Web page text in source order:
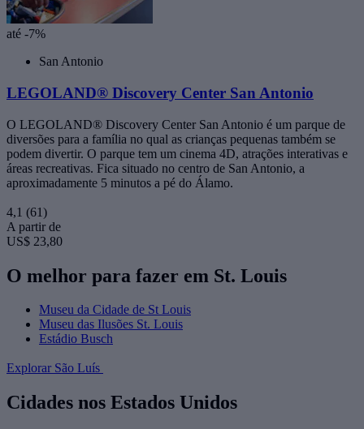
até -7%
San Antonio
LEGOLAND® Discovery Center San Antonio
O LEGOLAND® Discovery Center San Antonio é um parque de
diversões para a família no qual as crianças pequenas também se
podem divertir. O parque tem um cinema 4D, atrações interativas e
áreas recreativas. Fica situado no centro de San Antonio, a
aproximadamente 5 minutos a pé do Álamo.
4,1 (61)
A partir de
US$ 23,80
O melhor para fazer em St. Louis
Museu da Cidade de St Louis
Museu das Ilusões St. Louis
Estádio Busch
Explorar São Luís
Cidades nos Estados Unidos